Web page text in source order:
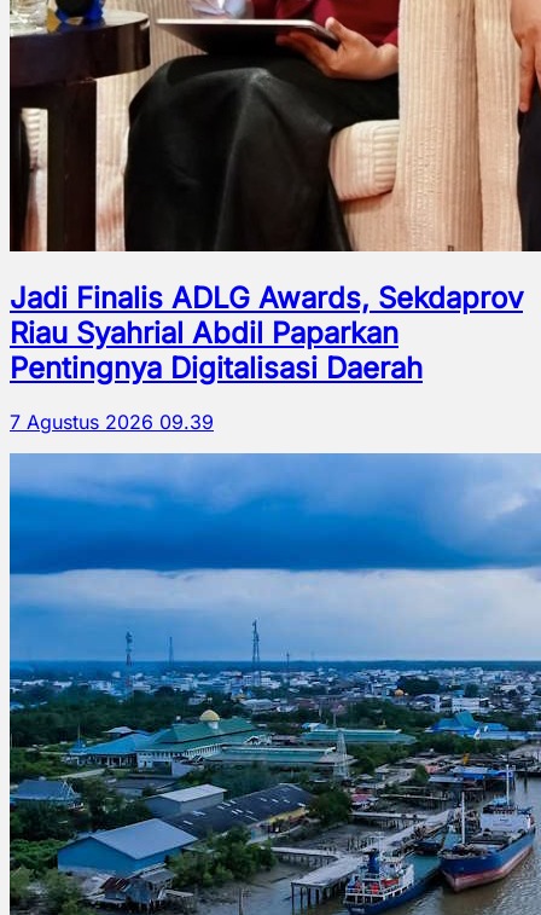
Jadi Finalis ADLG Awards, Sekdaprov
Riau Syahrial Abdil Paparkan
Pentingnya Digitalisasi Daerah
7 Agustus 2026 09.39